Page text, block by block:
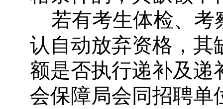
若有考生体检、考
认自动放弃资格，其
额是否执行递补及递
会保障局会同招聘单